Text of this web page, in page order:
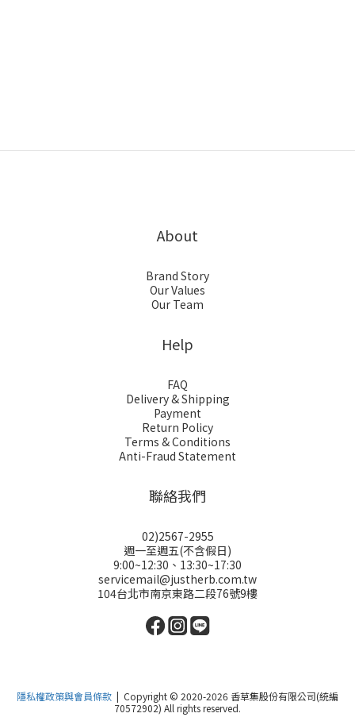
About
Brand Story
Our Values
Our Team
Help
FAQ
Delivery & Shipping
Payment
Return Policy
Terms & Conditions
Anti-Fraud Statement
聯絡我們
02)2567-2955
週一至週五(不含假日)
9:00~12:30、13:30~17:30
servicemail@justherb.com.tw
104台北市南京東路二段76號9樓
隱私權政策與會員條款 | Copyright © 2020-2026 香草集股份有限公司(統編
70572902) All rights reserved.